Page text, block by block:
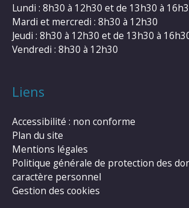
Lundi : 8h30 à 12h30 et de 13h30 à
Mardi et mercredi : 8h30 à 12h30
Jeudi : 8h30 à 12h30 et de 13h30 à
Vendredi : 8h30 à 12h30
Liens
Accessibilité : non conforme
Plan du site
Mentions légales
Politique générale de protection des
caractère personnel
Gestion des cookies